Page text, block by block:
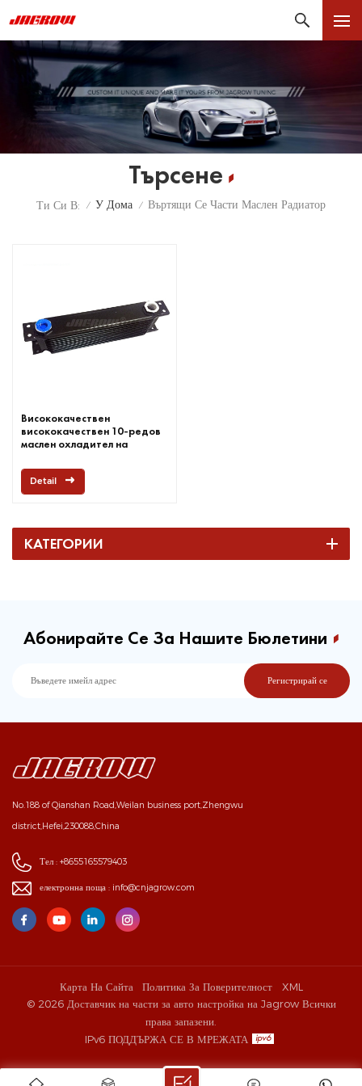
Търсене
Ти Си В: / У Дома / Въртящи Се Части Маслен Радиатор
Висококачествен
висококачествен 10-редов
маслен охладител на
Jagrow
Detail
КАТЕГОРИИ
Абонирайте Се За Нашите Бюлетини
No.188 of Qianshan Road,Weilan business port,Zhengwu
district,Hefei,230088,China
Тел : +8655165579403
електронна поща : info@cnjagrow.com
Карта На Сайта Политика За Поверителност
XML
© 2026 Доставчик на части за авто настройка на Jagrow Всички
права запазени.
IPv6 ПОДДЪРЖА СЕ В МРЕЖАТА